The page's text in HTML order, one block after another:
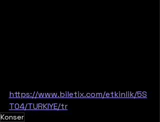
https://www.biletix.com/etkinlik/5S
T04/TURKIYE/tr
Konser